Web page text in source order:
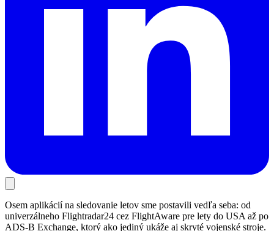
Osem aplikácií na sledovanie letov sme postavili vedľa seba: od
univerzálneho Flightradar24 cez FlightAware pre lety do USA až po
ADS-B Exchange, ktorý ako jediný ukáže aj skryté vojenské stroje.